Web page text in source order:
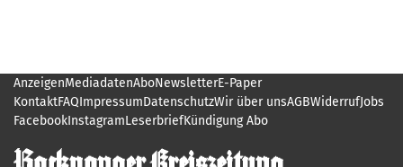
AnzeigenMediadatenAboNewsletterE-Paper
KontaktFAQImpressumDatenschutzWir über unsAGBWiderrufJobs
FacebookInstagramLeserbriefKündigung Abo